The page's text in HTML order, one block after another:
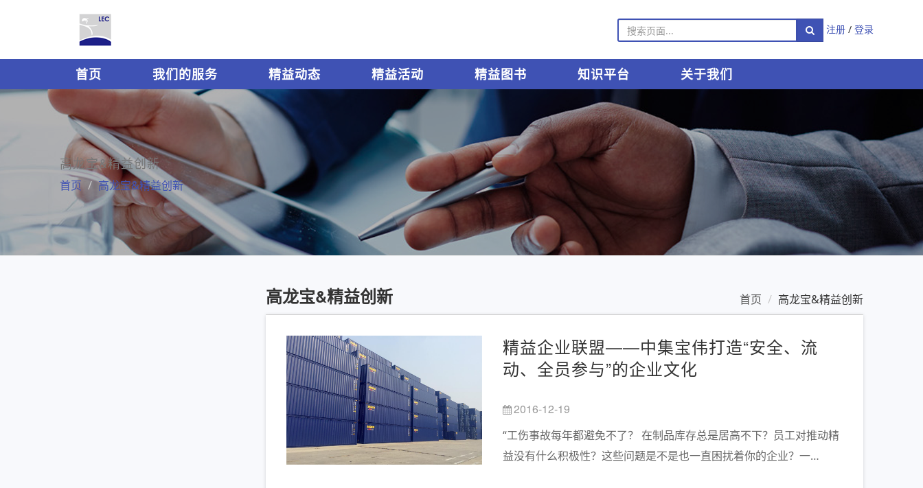
注册 / 登录
首页 我们的服务 精益动态 精益活动 精益图书 知识平台 关于我们
高龙宝&精益创新
首页 高龙宝&精益创新
高龙宝&精益创新 首页 高龙宝&精益创新
精益企业联盟——中集宝伟打造“安全、流
动、全员参与”的企业文化
2016-12-19
“工伤事故每年都避免不了？ 在制品库存总是居高不下？员工对推动精
益没有什么积极性？这些问题是不是也一直困扰着你的企业？一…